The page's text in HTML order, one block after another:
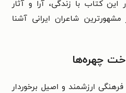
کتاب با زندگی، آرا و آثار
شاعران ایرانی آشنا
چهره‌ها
ارزشمند و اصیل برخوردار